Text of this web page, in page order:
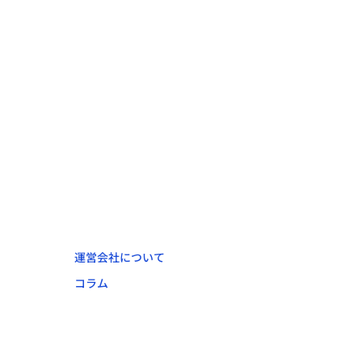
運営会社について
コラム